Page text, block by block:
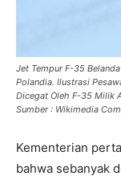
Jet Tempur F-35
Polandia. Ilustrasi
Dicegat Oleh F-35 Milik
Sumber : Wikimedia
Kementerian
bahwa sebanyak